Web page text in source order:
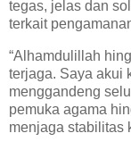
tegas, jelas dan
terkait
“Alhamdulillah
terjaga. Saya akui
menggandeng
pemuka agama
menjaga stabilitas